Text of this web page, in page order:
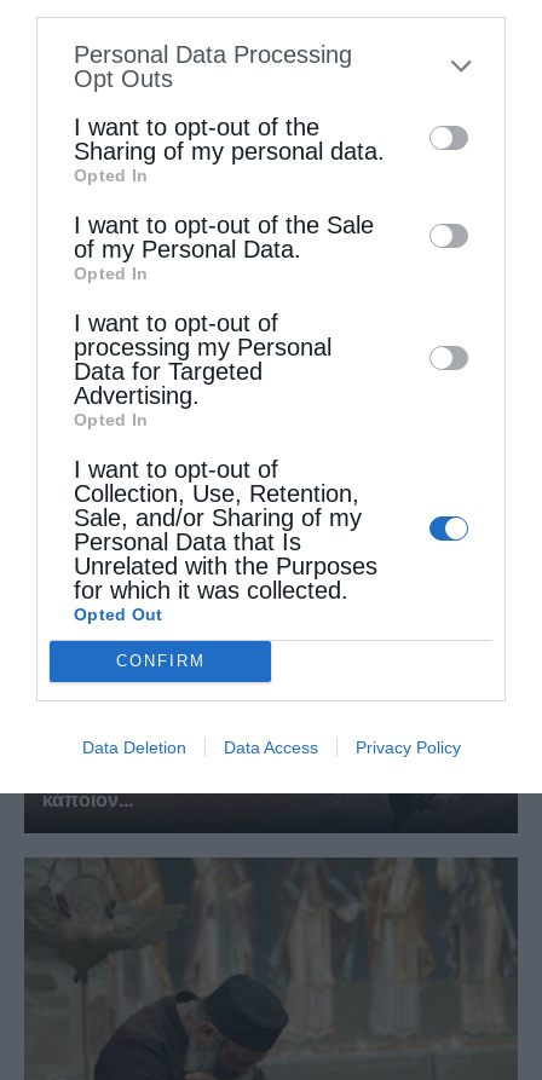
to your opt-out. You may separately opt-out
information by third parties on the IAB’s list
of downstream participants. This
information may also be disclosed by us to
third parties on theIAB’s List of
Downstream Participants
disclose it to other third parties.
Personal Data Processing
Opt Outs
I want to opt-out of the
Sharing of my personal data.
Opted In
I want to opt-out of the Sale
of my Personal Data.
Opted In
I want to opt-out of
processing my Personal
Data for Targeted
Advertising.
Opted In
I want to opt-out of
Collection, Use, Retention,
Sale, and/or Sharing of my
Personal Data that Is
Unrelated with the Purposes
for which it was collected.
Opted Out
CONFIRM
Data Deletion Data Access Privacy Policy
Ψαλίδι στη γλώσσα
Άγιος Παΐσιος ο Αγιορείτης: Ἐχε εμπιστοσύνη στο
κάποιον...